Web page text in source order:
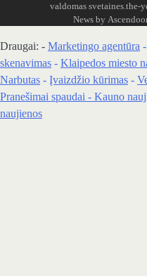
valdomas svetaines.the-
News by
Draugai: - Marketingo agentūra -
skenavimas - Klaipedos miesto
Narbutas - Įvaizdžio kūrimas -
Pranešimai spaudai - Kauno
naujienos